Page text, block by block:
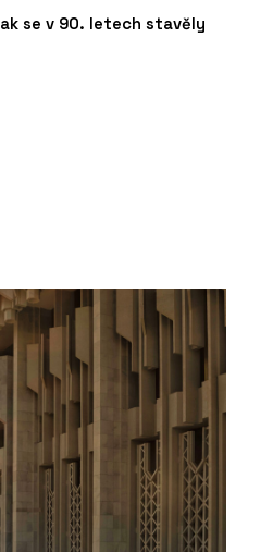
se v 90. letech stavěly